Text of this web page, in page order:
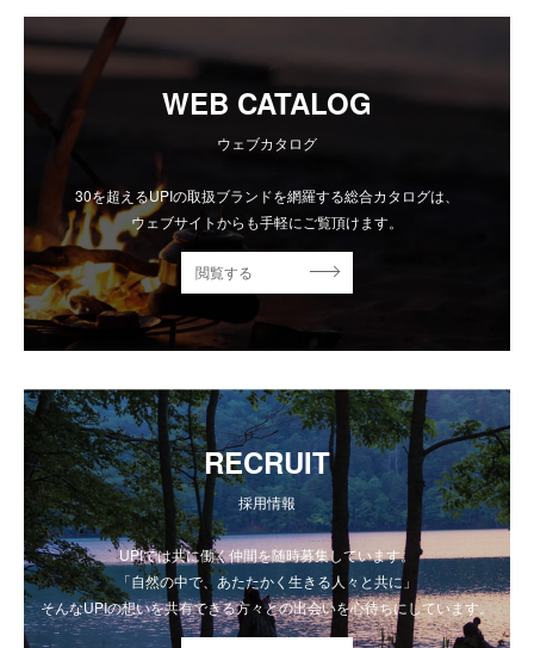
WEB CATALOG
ウェブカタログ
30を超えるUPIの取扱ブランドを網羅する総合カタログは、
ウェブサイトからも手軽にご覧頂けます。
閲覧する
RECRUIT
採用情報
UPIでは共に働く仲間を随時募集しています。
「自然の中で、あたたかく生きる人々と共に」
そんなUPIの想いを共有できる方々との出会いを心待ちにしています。